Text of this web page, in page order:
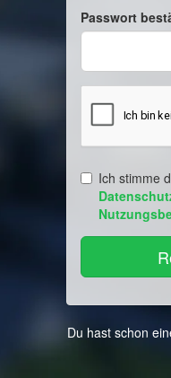
Passwort
Ich stimme
Du hast schon